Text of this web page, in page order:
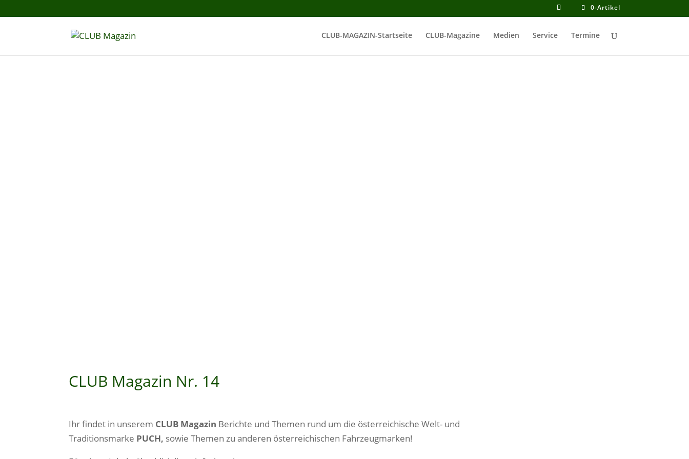
0-Artikel
CLUB-MAGAZIN-Startseite CLUB-Magazine Medien Service Termine
CLUB Magazin Nr. 14
Ihr findet in unserem CLUB Magazin Berichte und Themen rund um die österreichische Welt- und
Traditionsmarke PUCH, sowie Themen zu anderen österreichischen Fahrzeugmarken!